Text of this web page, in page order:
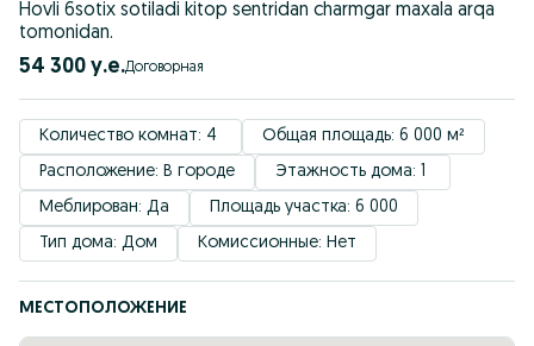
Hovli 6sotix sotiladi kitop sentridan charmgar maxala arqa
tomonidan.
54 300 у.е. Договорная
Количество комнат: 4
Общая площадь: 6 000 м²
Расположение: В городе
Этажность дома: 1
Меблирован: Да
Площадь участка: 6 000
Тип дома: Дом
Комиссионные: Нет
МЕСТОПОЛОЖЕНИЕ